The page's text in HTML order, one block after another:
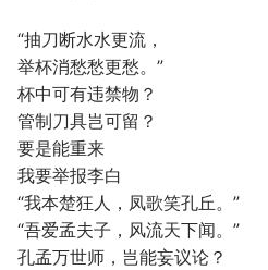
“抽刀断水水更流，
举杯消愁愁更愁。”
杯中可有违禁物？
管制刀具岂可留？
要是能重来
我要举报李白
“我本楚狂人，凤歌笑孔丘。”
“吾爱孟夫子，风流天下闻。”
孔孟万世师，岂能妄议论？